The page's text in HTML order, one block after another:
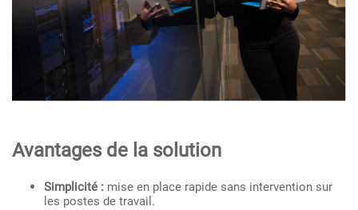
Avantages de la solution
Simplicité : mise en place rapide sans intervention sur
les postes de travail.